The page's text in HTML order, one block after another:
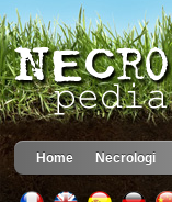
Home Necrologi